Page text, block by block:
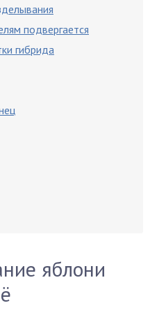
подвергается
гибрида
яблони